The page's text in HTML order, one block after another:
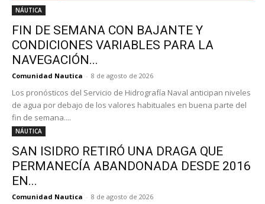
NÁUTICA
FIN DE SEMANA CON BAJANTE Y
CONDICIONES VARIABLES PARA LA
NAVEGACIÓN...
Comunidad Nautica - 8 de agosto de 2026
Los pronósticos del Servicio de Hidrografía Naval anticipan niveles
de agua por debajo de los valores habituales en buena parte del
fin de semana....
NÁUTICA
SAN ISIDRO RETIRÓ UNA DRAGA QUE
PERMANECÍA ABANDONADA DESDE 2016
EN...
Comunidad Nautica - 8 de agosto de 2026